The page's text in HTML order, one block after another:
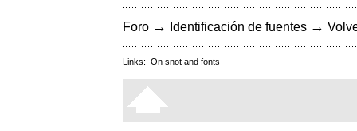
Foro → Identificación de fuentes →
Links: On snot and fonts